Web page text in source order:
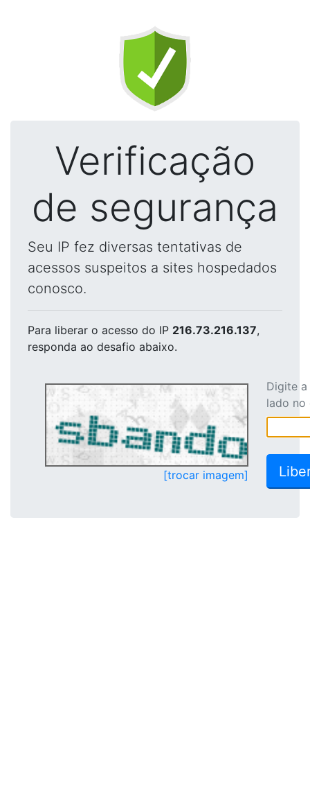
Verificação
de segurança
Seu IP fez diversas tentativas de
acessos suspeitos a sites hospedados
conosco.
Para liberar o acesso do IP 216.73.216.137,
responda ao desafio abaixo.
[trocar imagem]
Digite
lado no